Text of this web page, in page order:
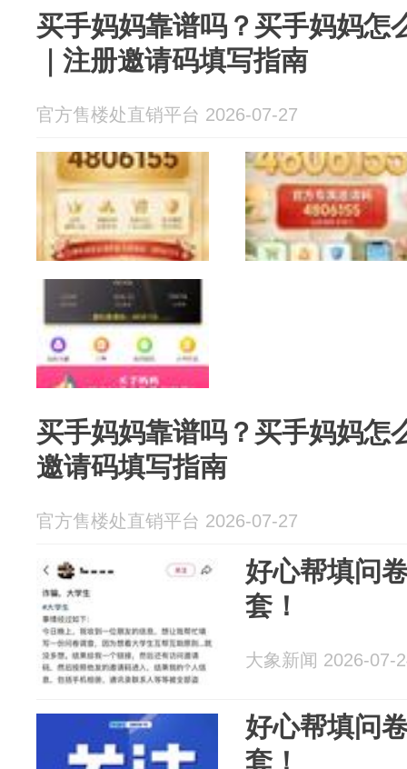
买手妈妈靠谱吗？买手妈妈怎
｜注册邀请码填写指南
官方售楼处直销平台 2026-07-27
买手妈妈靠谱吗？买手妈妈怎
邀请码填写指南
官方售楼处直销平台 2026-07-27
好心帮填问
套！
大象新闻 2026-07-
好心帮填问
套！